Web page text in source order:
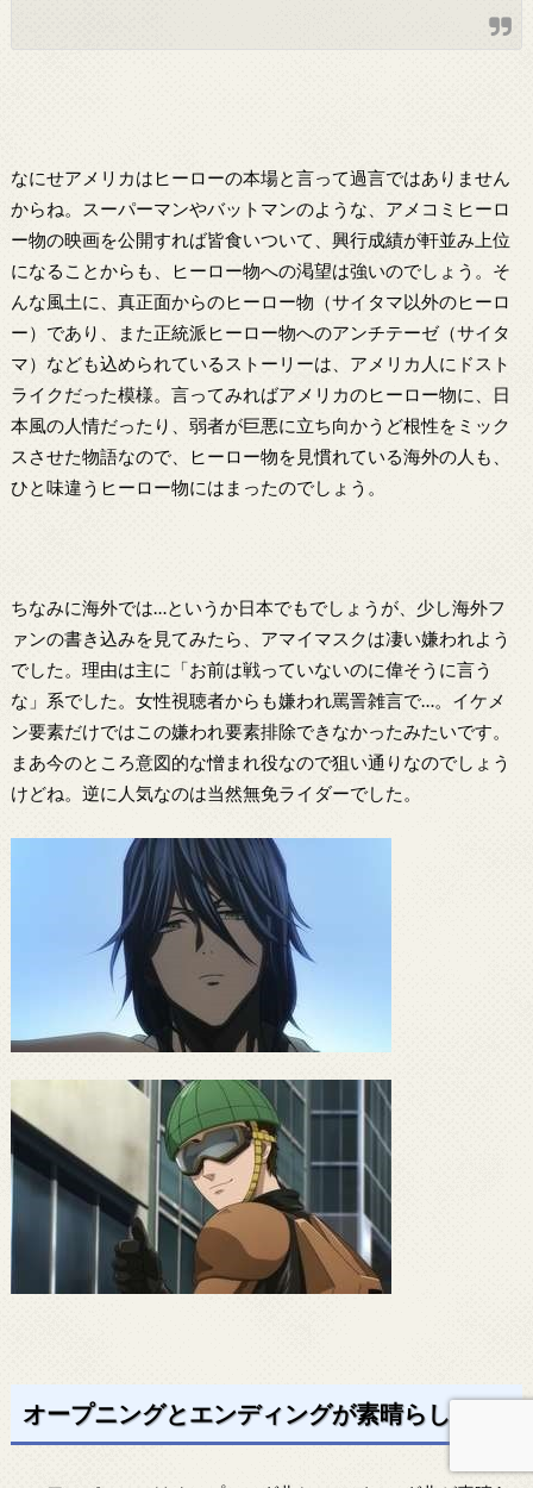
なにせアメリカはヒーローの本場と言って過言ではありません
からね。スーパーマンやバットマンのような、アメコミヒーロ
ー物の映画を公開すれば皆食いついて、興行成績が軒並み上位
になることからも、ヒーロー物への渇望は強いのでしょう。そ
んな風土に、真正面からのヒーロー物（サイタマ以外のヒーロ
ー）であり、また正統派ヒーロー物へのアンチテーゼ（サイタ
マ）なども込められているストーリーは、アメリカ人にドスト
ライクだった模様。言ってみればアメリカのヒーロー物に、日
本風の人情だったり、弱者が巨悪に立ち向かうど根性をミック
スさせた物語なので、ヒーロー物を見慣れている海外の人も、
ひと味違うヒーロー物にはまったのでしょう。
ちなみに海外では…というか日本でもでしょうが、少し海外フ
ァンの書き込みを見てみたら、アマイマスクは凄い嫌われよう
でした。理由は主に「お前は戦っていないのに偉そうに言う
な」系でした。女性視聴者からも嫌われ罵詈雑言で…。イケメ
ン要素だけではこの嫌われ要素排除できなかったみたいです。
まあ今のところ意図的な憎まれ役なので狙い通りなのでしょう
けどね。逆に人気なのは当然無免ライダーでした。
オープニングとエンディングが素晴らしい